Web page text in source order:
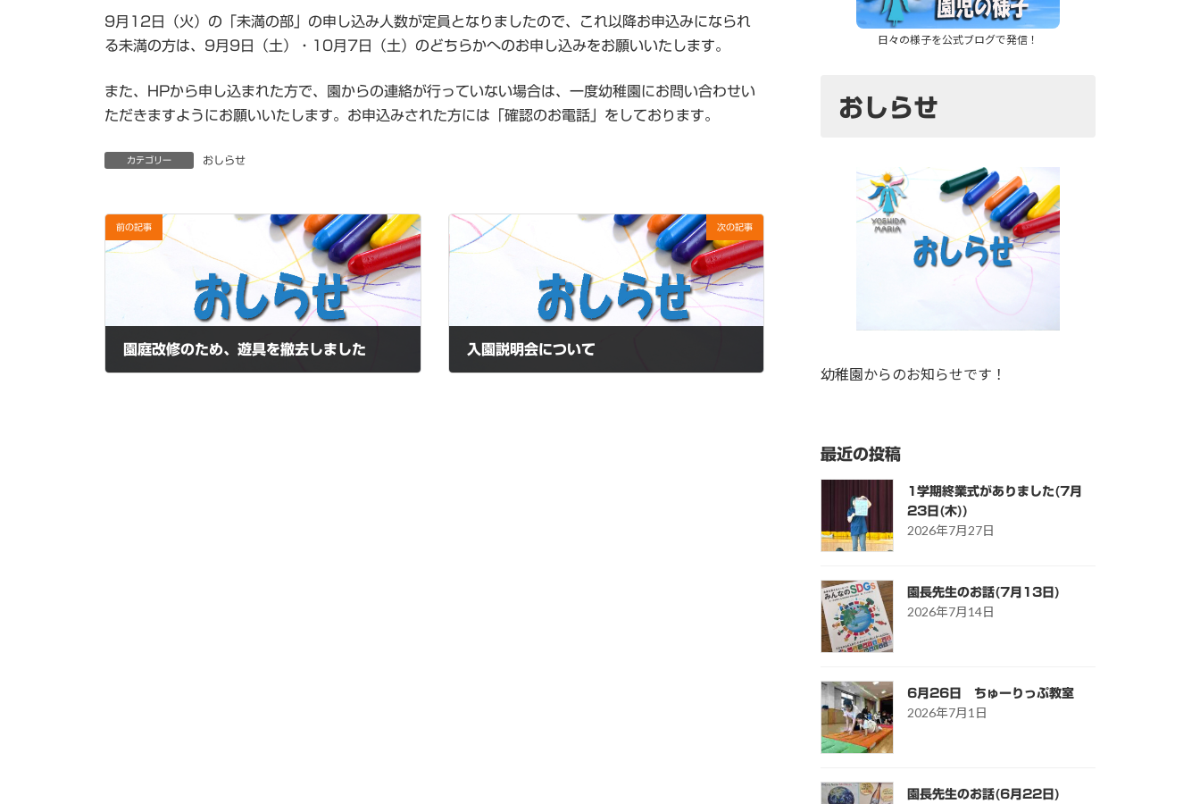
時
9月12日（火）の「未満の部」の申し込み人数が定員となりましたので、これ以降お申込みになられ
る未満の方は、9月9日（土）・10月7日（土）のどちらかへのお申し込みをお願いいたします。
また、HPから申し込まれた方で、園からの連絡が行っていない場合は、一度幼稚園にお問い合わせい
ただきますようにお願いいたします。お申込みされた方には「確認のお電話」をしております。
カテゴリー おしらせ
前の記事
園庭改修のため、遊具を撤去しました
次の記事
入園説明会について
日々の様子を公式ブログで発信！
おしらせ
幼稚園からのお知らせです！
最近の投稿
1学期終業式がありました(7月
23日(木))
2026年7月27日
園長先生のお話(7月13日)
2026年7月14日
6月26日 ちゅーりっぷ教室
2026年7月1日
園長先生のお話(6月22日)